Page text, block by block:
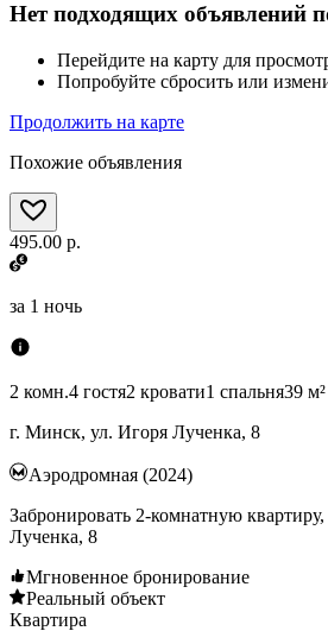
Нет подходящих объявлений
Перейдите на карту для
Попробуйте сбросить или
Продолжить на карте
Похожие объявления
495.00 р.
за 1 ночь
2 комн.4 гостя2 кровати1 спальня39 м²
г. Минск, ул. Игоря Лученка, 8
Аэродромная (2024)
Забронировать 2-комнатную
Лученка, 8
Мгновенное бронирование
Реальный объект
Квартира